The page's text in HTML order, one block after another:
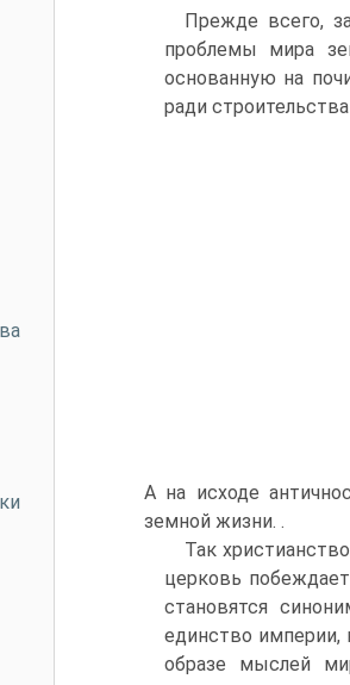
Прежде всего,
проблемы мира
основанную на
ради
А на исходе
земной жизни. .
Так
церковь
становятся
единство империи,
образе мыслей